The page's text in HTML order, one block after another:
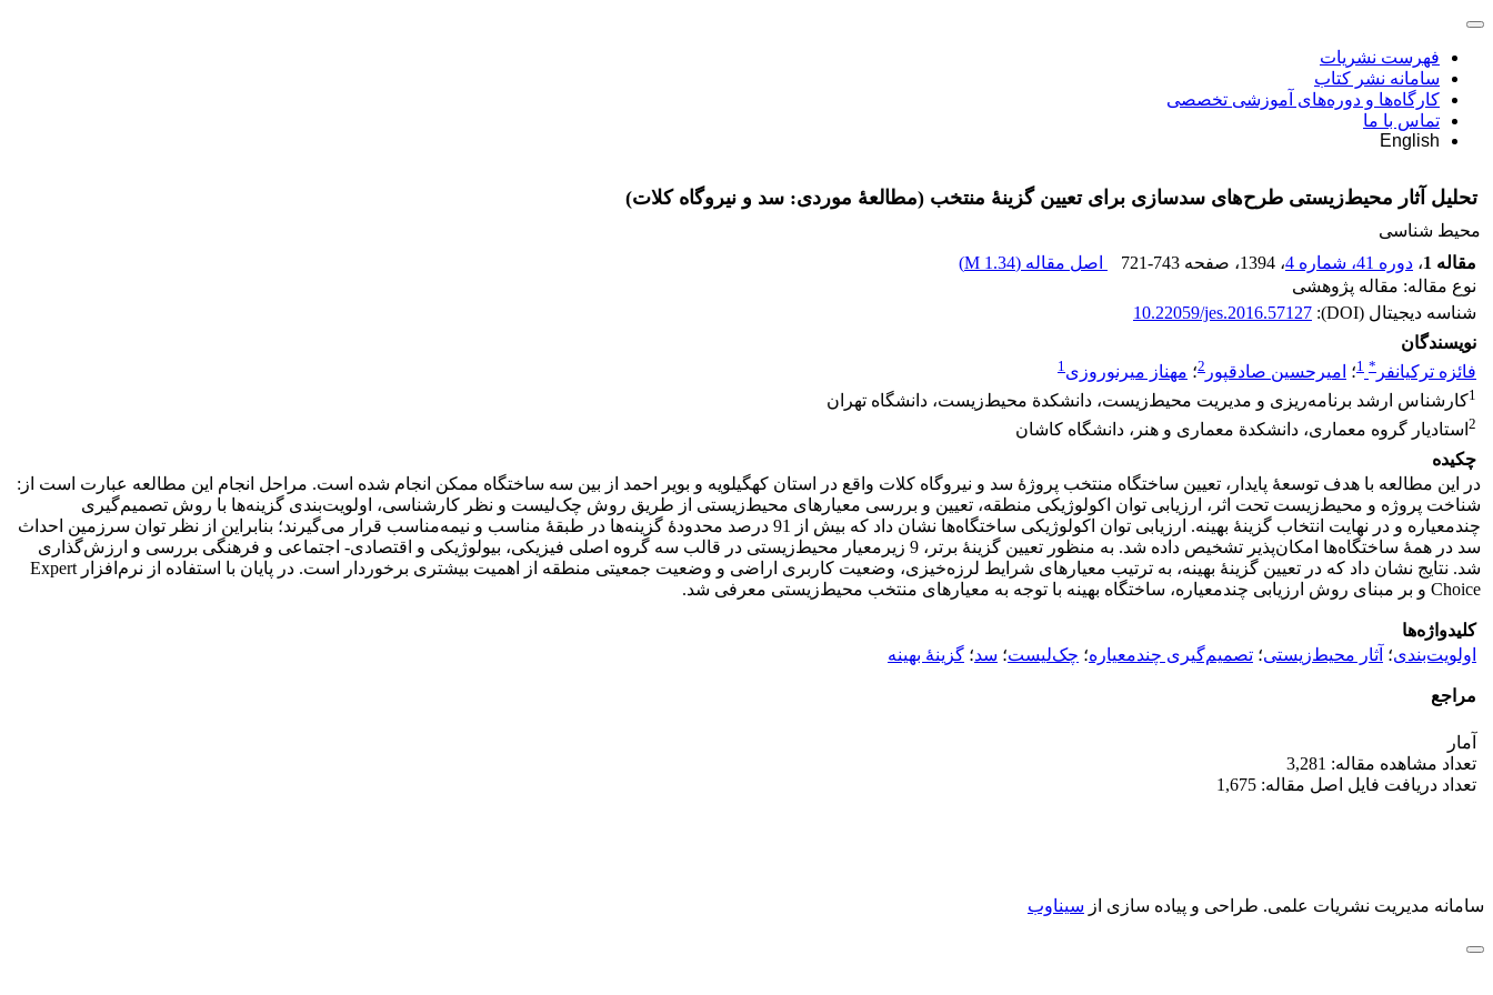
فهرست نشریات
سامانه نشر کتاب
کارگاه‌ها و دوره‌های آموزشی تخصصی
تماس با ما
English
تحلیل آثار محیط‌زیستی طرح‌های سدسازی برای تعیین گزینۀ منتخب (مطالعۀ موردی: سد و نیروگاه کلات)
محیط شناسی
مقاله 1
، دوره 41، شماره 4 ، 1394 ، صفحه 721-743 اصل مقاله (1.34 M
)
نوع مقاله: مقاله پژوهشی
شناسه دیجیتال (DOI):
10.22059/jes.2016.57127
نویسندگان
فائزه ترکیانفر *
1؛ امیرحسین صادقپور 2؛ مهناز میرنوروزی1
1کارشناس ارشد برنامه‌ریزی و مدیریت محیط‌زیست، دانشکدة محیط‌زیست،‌ دانشگاه تهران
2 استادیار گروه معماری، دانشکدة معماری و هنر، دانشگاه کاشان
چکیده
در این مطالعه با هدف توسعۀ پایدار، تعیین ساختگاه منتخب پروژۀ سد و نیروگاه کلات واقع در استان کهگیلویه و بویر احمد از بین سه ساختگاه ممکن انجام شده است. مراحل انجام این مطالعه عبارت است از:
شناخت پروژه و محیط‌‌زیست تحت اثر، ارزیابی توان اکولوژیکی منطقه، تعیین و بررسی معیارهای محیط‌زیستی از طریق روش چک‌لیست و نظر کارشناسی، اولویت‌بندی گزینه‌ها با روش تصمیم‌گیری
چندمعیاره و در نهایت انتخاب گزینۀ بهینه. ارزیابی توان اکولوژیکی ساختگاه‌ها نشان داد که بیش از 91 درصد محدودۀ گزینه‌ها در طبقۀ مناسب و نیمه‌مناسب قرار می‌گیرند؛ بنابراین از نظر توان سرزمین احداث
سد در همۀ ساختگاه‌ها امکان‌پذیر تشخیص داده شد. به منظور تعیین گزینۀ برتر، 9 زیرمعیار محیط‌زیستی در قالب سه گروه اصلی فیزیکی، بیولوژیکی و اقتصادی- اجتماعی و فرهنگی بررسی و ارزش‌گذاری
شد. نتایج نشان داد که در تعیین گزینۀ بهینه، به ترتیب معیارهای شرایط لرزه‌خیزی، وضعیت کاربری اراضی و وضعیت جمعیتی منطقه از اهمیت بیشتری برخوردار است. در پایان با استفاده از نرم‌افزار Expert
Choice و بر مبنای روش ارزیابی چندمعیاره، ساختگاه بهینه با توجه به معیارهای منتخب محیط‌زیستی معرفی شد.
کلیدواژه‌ها
اولویت‌بندی؛ آثار محیط‌زیستی؛ تصمیم‌گیری چندمعیاره؛ چک‌لیست؛ سد؛ گزینۀ بهینه
مراجع
آمار
تعداد مشاهده مقاله: 3,281
تعداد دریافت فایل اصل مقاله: 1,675
سامانه مدیریت نشریات علمی. طراحی و پیاده سازی از سیناوب